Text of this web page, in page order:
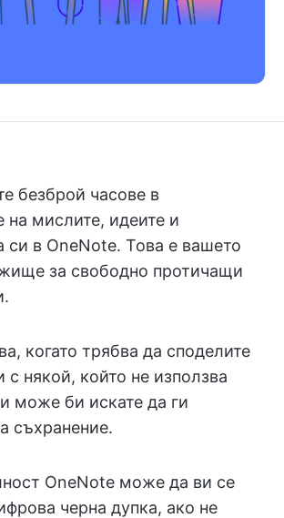
безброй часове в
на мислите, идеите и
си в OneNote. Това е вашето
за свободно протичащи
когато трябва да споделите
с някой, който не използва
може би искате да ги
съхранение.
OneNote може да ви се
черна дупка, ако не